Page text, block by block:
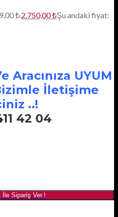
₺.2.750,00₺Şu andaki fiyat:
Aracınıza UYUM
İletişime
..!
42 04
İle Sipariş Ver.!